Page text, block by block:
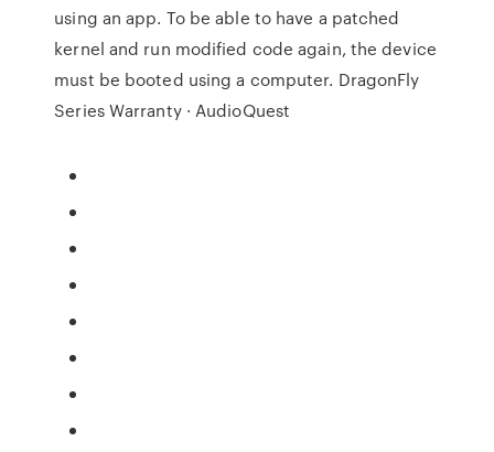
using an app. To be able to have a patched
kernel and run modified code again, the device
must be booted using a computer. DragonFly
Series Warranty · AudioQuest